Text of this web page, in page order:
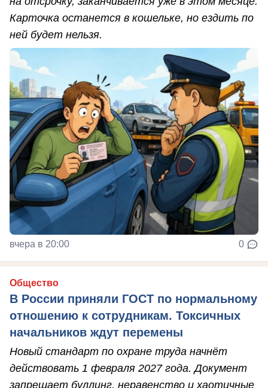
Карточка останется в кошельке, но ездить по
ней будет нельзя.
вчера в 20:00 0
Общество
В России приняли ГОСТ по нормальному
отношению к сотрудникам. Токсичных
начальников ждут перемены
Новый стандарт по охране труда начнёт
действовать 1 февраля 2027 года. Документ
запрещает буллинг, неравенство и хаотичные